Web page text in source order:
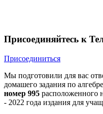
Присоединяйтесь к
Присоединиться
Мы подготовили для вас
домашего задания по
номер 995 расположенного
- 2022 года издания для